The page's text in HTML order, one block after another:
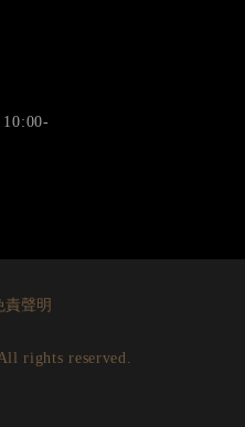
責聲明
rights reserved.